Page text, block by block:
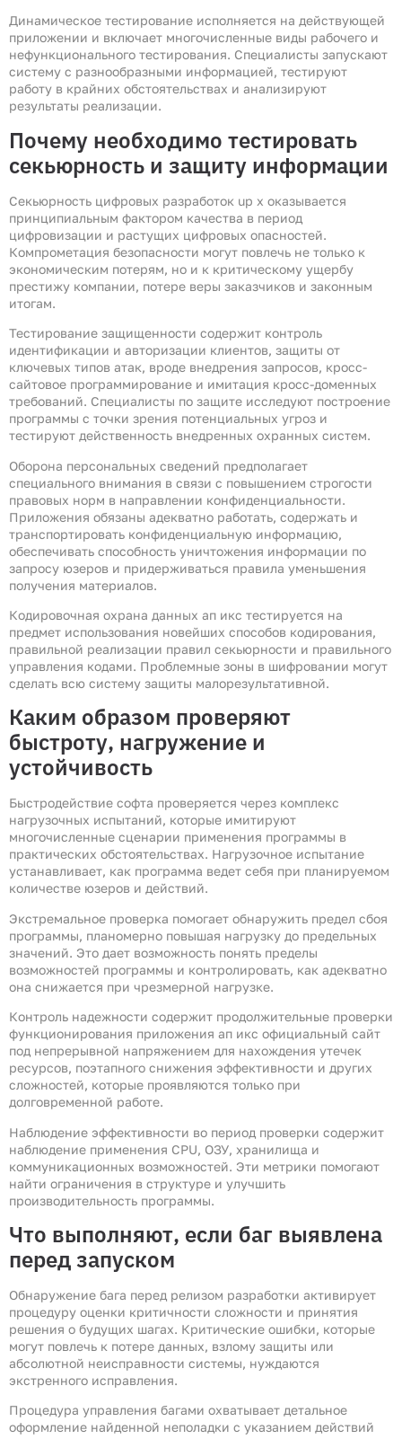
Динамическое тестирование исполняется на действующей
приложении и включает многочисленные виды рабочего и
нефункционального тестирования. Специалисты запускают
систему с разнообразными информацией, тестируют
работу в крайних обстоятельствах и анализируют
результаты реализации.
Почему необходимо тестировать
секьюрность и защиту информации
Секьюрность цифровых разработок up x оказывается
принципиальным фактором качества в период
цифровизации и растущих цифровых опасностей.
Компрометация безопасности могут повлечь не только к
экономическим потерям, но и к критическому ущербу
престижу компании, потере веры заказчиков и законным
итогам.
Тестирование защищенности содержит контроль
идентификации и авторизации клиентов, защиты от
ключевых типов атак, вроде внедрения запросов, кросс-
сайтовое программирование и имитация кросс-доменных
требований. Специалисты по защите исследуют построение
программы с точки зрения потенциальных угроз и
тестируют действенность внедренных охранных систем.
Оборона персональных сведений предполагает
специального внимания в связи с повышением строгости
правовых норм в направлении конфиденциальности.
Приложения обязаны адекватно работать, содержать и
транспортировать конфиденциальную информацию,
обеспечивать способность уничтожения информации по
запросу юзеров и придерживаться правила уменьшения
получения материалов.
Кодировочная охрана данных ап икс тестируется на
предмет использования новейших способов кодирования,
правильной реализации правил секьюрности и правильного
управления кодами. Проблемные зоны в шифровании могут
сделать всю систему защиты малорезультативной.
Каким образом проверяют
быстроту, нагружение и
устойчивость
Быстродействие софта проверяется через комплекс
нагрузочных испытаний, которые имитируют
многочисленные сценарии применения программы в
практических обстоятельствах. Нагрузочное испытание
устанавливает, как программа ведет себя при планируемом
количестве юзеров и действий.
Экстремальное проверка помогает обнаружить предел сбоя
программы, планомерно повышая нагрузку до предельных
значений. Это дает возможность понять пределы
возможностей программы и контролировать, как адекватно
она снижается при чрезмерной нагрузке.
Контроль надежности содержит продолжительные проверки
функционирования приложения ап икс официальный сайт
под непрерывной напряжением для нахождения утечек
ресурсов, поэтапного снижения эффективности и других
сложностей, которые проявляются только при
долговременной работе.
Наблюдение эффективности во период проверки содержит
наблюдение применения CPU, ОЗУ, хранилища и
коммуникационных возможностей. Эти метрики помогают
найти ограничения в структуре и улучшить
производительность программы.
Что выполняют, если баг выявлена
перед запуском
Обнаружение бага перед релизом разработки активирует
процедуру оценки критичности сложности и принятия
решения о будущих шагах. Критические ошибки, которые
могут повлечь к потере данных, взлому защиты или
абсолютной неисправности системы, нуждаются
экстренного исправления.
Процедура управления багами охватывает детальное
оформление найденной неполадки с указанием действий